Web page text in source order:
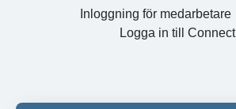
Inloggning för medarbetare
Logga in till Connect